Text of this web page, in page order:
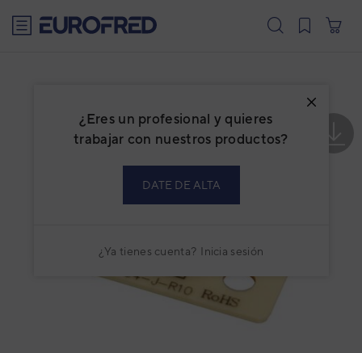
¿Eres un profesional y quieres
trabajar con nuestros productos?
DATE DE ALTA
¿Ya tienes cuenta? Inicia sesión